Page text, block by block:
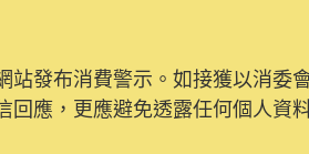
站發布消費警示。如接獲以消委
回應，更應避免透露任何個人資
處理系統已經進行升級及推出
電郵及電話）註冊帳戶，才可提
。